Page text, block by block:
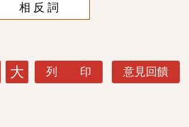
相 反 詞
大 列 印 意見回饋